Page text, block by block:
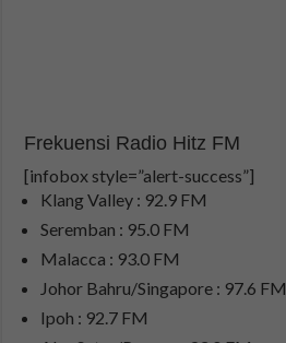
Frekuensi Radio Hitz FM
[infobox style=”alert-success”]
Klang Valley : 92.9 FM
Seremban : 95.0 FM
Malacca : 93.0 FM
Johor Bahru/Singapore : 97.6 FM
Ipoh : 92.7 FM